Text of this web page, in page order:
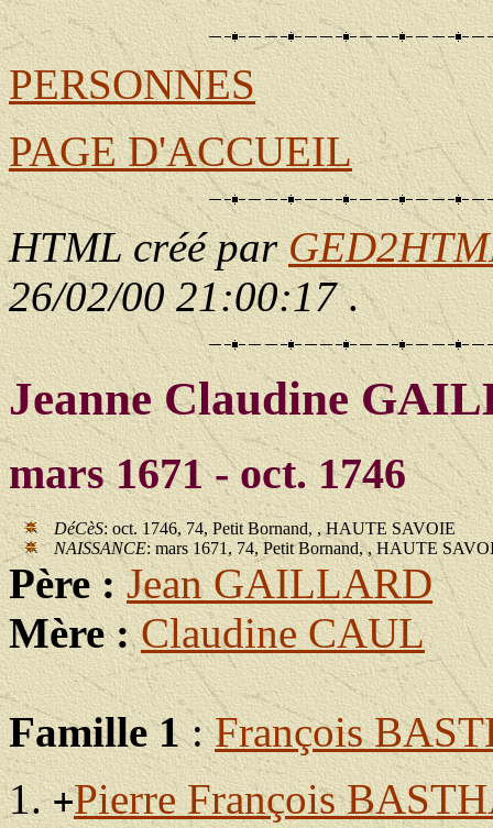
PERSONNES
PAGE D'ACCUEIL
HTML créé par
26/02/00 21:00:17.
Jeanne Claudine
mars 1671 - oct. 1746
DéCèS: oct. 1746, 74, Petit Bornand, , HAUTE SAVOIE
NAISSANCE: mars 1671, 74, Petit Bornand, , HAUTE
Père :Jean GAILLARD
Mère :Claudine CAUL
Famille 1:François
+Pierre François